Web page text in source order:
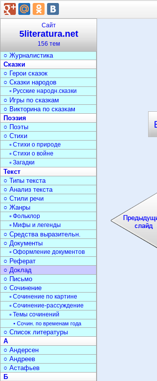
Сайт
5literatura.net
156 тем
○ Создание книги
○ Серии книг
▫ Детские книги
○ Журналы
▫ Детские журналы
○ Библиотеки
○ Журналистика
Сказки
○ Герои сказок
○ Сказки народов
▫ Русские народн.сказки
○ Игры по сказкам
○ Викторина по сказкам
Поэзия
○ Поэты
○ Стихи
▫ Стихи о природе
▫ Стихи о войне
▫ Загадки
Текст
○ Типы текста
○ Анализ текста
○ Стили речи
○ Жанры
▫ Фольклор
▫ Мифы и легенды
○ Средства выразительн.
○ Документы
▫ Оформление документов
○ Реферат
○ Доклад
○ Письмо
○ Сочинение
▫ Сочинение по картине
▫ Сочинение-рассуждение
▫ Темы сочинений
• Сочин. по временам года
○ Список литературы
А
○ Андерсен
○ Андреев
○ Астафьев
Б